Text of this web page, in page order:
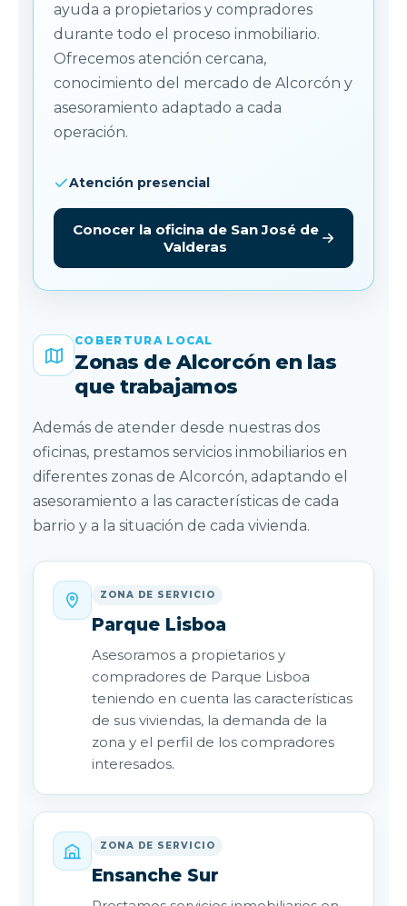
ayuda a propietarios y compradores
durante todo el proceso inmobiliario.
Ofrecemos atención cercana,
conocimiento del mercado de Alcorcón y
asesoramiento adaptado a cada
operación.
Atención presencial
Conocer la oficina de San José de
Valderas
COBERTURA LOCAL
Zonas de Alcorcón en las
que trabajamos
Además de atender desde nuestras dos
oficinas, prestamos servicios inmobiliarios en
diferentes zonas de Alcorcón, adaptando el
asesoramiento a las características de cada
barrio y a la situación de cada vivienda.
ZONA DE SERVICIO
Parque Lisboa
Asesoramos a propietarios y
compradores de Parque Lisboa
teniendo en cuenta las características
de sus viviendas, la demanda de la
zona y el perfil de los compradores
interesados.
ZONA DE SERVICIO
Ensanche Sur